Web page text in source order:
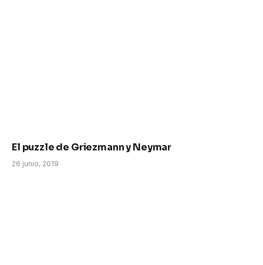
El puzzle de Griezmann y Neymar
26 junio, 2019